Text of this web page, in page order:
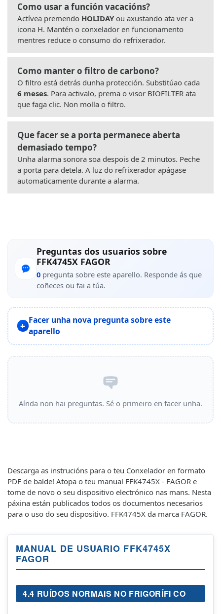
Como usar a función vacacións?
Actívea premendo HOLIDAY ou axustando ata ver a
icona H. Mantén o conxelador en funcionamento
mentres reduce o consumo do refrixerador.
Como manter o filtro de carbono?
O filtro está detrás dunha protección. Substitúao cada
6 meses. Para activalo, prema o visor BIOFILTER ata
que faga clic. Non molla o filtro.
Que facer se a porta permanece aberta
demasiado tempo?
Unha alarma sonora soa despois de 2 minutos. Peche
a porta para detela. A luz do refrixerador apágase
automaticamente durante a alarma.
Preguntas dos usuarios sobre
FFK4745X FAGOR
0 pregunta sobre este aparello. Responde ás que
coñeces ou fai a túa.
Facer unha nova pregunta sobre este
aparello
Aínda non hai preguntas. Sé o primeiro en facer unha.
Descarga as instrucións para o teu Conxelador en formato
PDF de balde! Atopa o teu manual FFK4745X - FAGOR e
tome de novo o seu dispositivo electrónico nas mans. Nesta
páxina están publicados todos os documentos necesarios
para o uso do seu dispositivo. FFK4745X da marca FAGOR.
MANUAL DE USUARIO FFK4745X
FAGOR
4.4 RUÍDOS NORMAIS NO FRIGORÍFI CO